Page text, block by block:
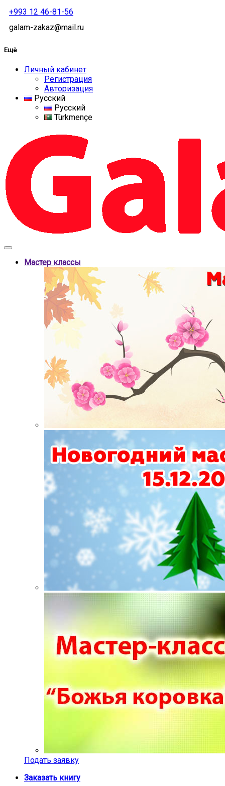
+993 12 46-81-56
galam-zakaz@mail.ru
Ещё
Личный кабинет
Регистрация
Авторизация
Русский
Русский
Türkmençe
Мастер классы
Подать заявку
Заказать книгу